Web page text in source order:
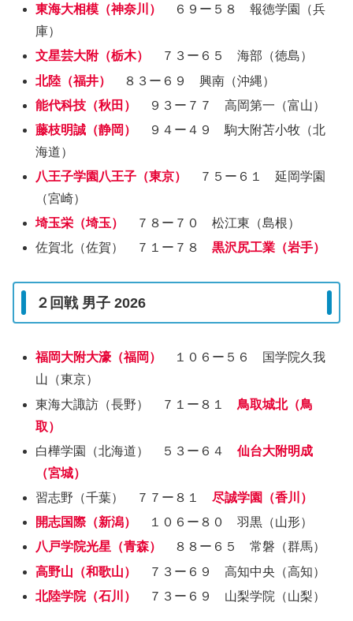
東海大相模（神奈川）
６９ー５８ 報徳学園（兵
庫）
文星芸大附（栃木）
７３ー６５ 海部（徳島）
北陸（福井）
８３ー６９ 興南（沖縄）
能代科技（秋田）
９３ー７７ 高岡第一（富山）
藤枝明誠（静岡）
９４ー４９ 駒大附苫小牧（北
海道）
八王子学園八王子（東京）
７５ー６１ 延岡学園
（宮崎）
埼玉栄（埼玉）
７８ー７０ 松江東（島根）
佐賀北（佐賀） ７１ー７８黒沢尻工業（岩手）
２回戦 男子 2026
福岡大附大濠（福岡）
１０６ー５６ 国学院久我
山（東京）
東海大諏訪（長野） ７１ー８１鳥取城北（鳥
取）
白樺学園（北海道） ５３ー６４仙台大附明成
（宮城）
習志野（千葉） ７７ー８１尽誠学園（香川）
開志国際（新潟）
１０６ー８０ 羽黒（山形）
八戸学院光星（青森）
８８ー６５ 常磐（群馬）
高野山（和歌山）
７３ー６９ 高知中央（高知）
北陸学院（石川）
７３ー６９ 山梨学院（山梨）